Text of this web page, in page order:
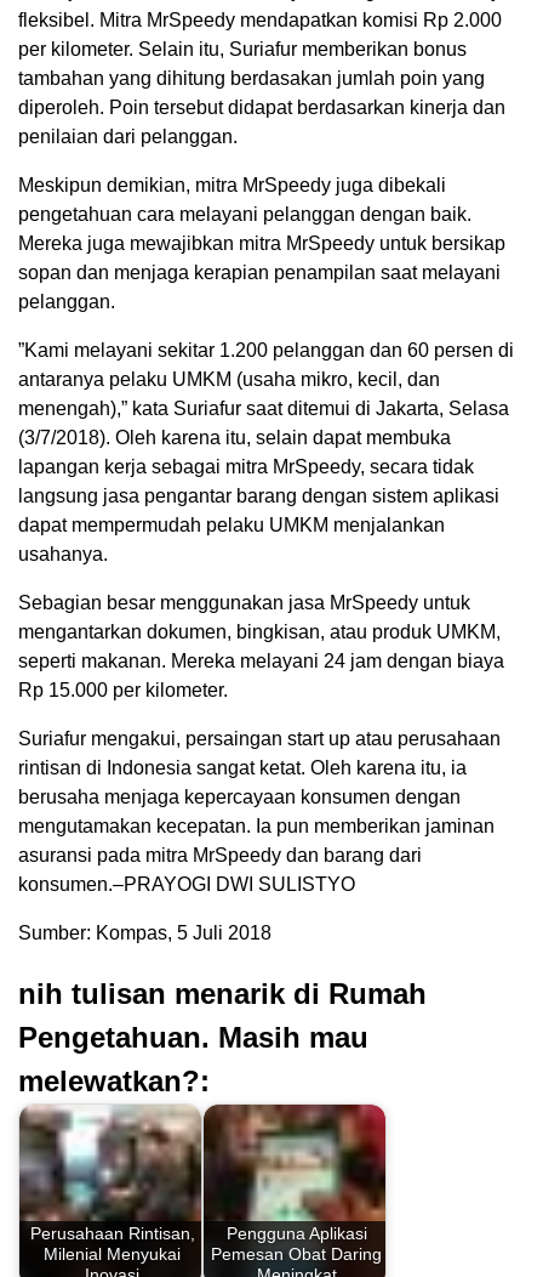
fleksibel. Mitra MrSpeedy mendapatkan komisi Rp 2.000
per kilometer. Selain itu, Suriafur memberikan bonus
tambahan yang dihitung berdasakan jumlah poin yang
diperoleh. Poin tersebut didapat berdasarkan kinerja dan
penilaian dari pelanggan.
Meskipun demikian, mitra MrSpeedy juga dibekali
pengetahuan cara melayani pelanggan dengan baik.
Mereka juga mewajibkan mitra MrSpeedy untuk bersikap
sopan dan menjaga kerapian penampilan saat melayani
pelanggan.
”Kami melayani sekitar 1.200 pelanggan dan 60 persen di
antaranya pelaku UMKM (usaha mikro, kecil, dan
menengah),” kata Suriafur saat ditemui di Jakarta, Selasa
(3/7/2018). Oleh karena itu, selain dapat membuka
lapangan kerja sebagai mitra MrSpeedy, secara tidak
langsung jasa pengantar barang dengan sistem aplikasi
dapat mempermudah pelaku UMKM menjalankan
usahanya.
Sebagian besar menggunakan jasa MrSpeedy untuk
mengantarkan dokumen, bingkisan, atau produk UMKM,
seperti makanan. Mereka melayani 24 jam dengan biaya
Rp 15.000 per kilometer.
Suriafur mengakui, persaingan start up atau perusahaan
rintisan di Indonesia sangat ketat. Oleh karena itu, ia
berusaha menjaga kepercayaan konsumen dengan
mengutamakan kecepatan. Ia pun memberikan jaminan
asuransi pada mitra MrSpeedy dan barang dari
konsumen.–PRAYOGI DWI SULISTYO
Sumber: Kompas, 5 Juli 2018
nih tulisan menarik di Rumah
Pengetahuan. Masih mau
melewatkan?:
Perusahaan Rintisan,
Milenial Menyukai
Pengguna Aplikasi
Pemesan Obat Daring